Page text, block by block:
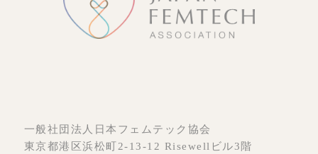
一般社団法人日本フェムテック協会
東京都港区浜松町2-13-12 Risewellビル3階